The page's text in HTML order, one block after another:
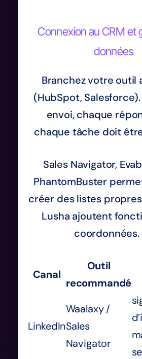
Connexion au CRM et
données
Branchez votre outil
(HubSpot,
envoi, chaque
chaque tâche doit
Sales Navigator,
PhantomBuster
créer des listes
Lusha ajoutent
coordonnées.
Canal
Outil
recommandé
LinkedIn
Waalaxy /
Sales
Navigator